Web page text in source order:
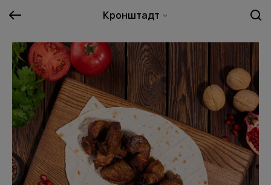
Кронштадт